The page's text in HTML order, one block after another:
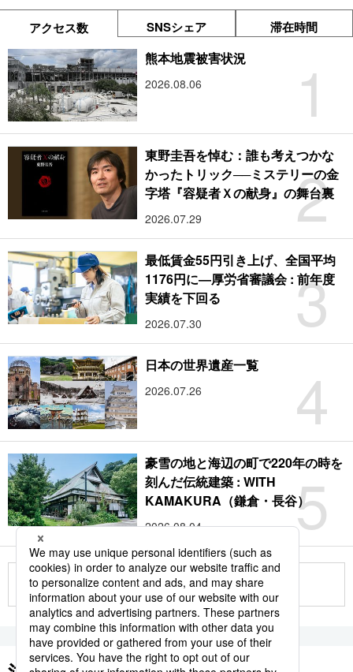
アクセス数 SNSシェア 滞在時間
1
熊本地震被害状況
2026.08.06
2
東野圭吾を悼む：誰も考えつかな
かったトリック──ミステリーの金
字塔『容疑者Ｘの献身』の舞台裏
2026.07.29
3
最低賃金55円引き上げ、全国平均
1176円に―厚労省審議会 : 前年度
実績を下回る
2026.07.30
4
日本の世界遺産一覧
2026.07.26
5
豪雪の地と海辺の町で220年の時を
刻んだ伝統建築 : WITH
KAMAKURA（鎌倉・長谷）
2026.08.04
もっと見る